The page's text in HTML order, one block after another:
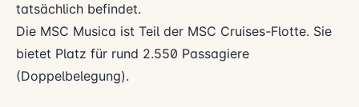
tatsächlich befindet.
Die MSC Musica ist Teil der MSC Cruises-Flotte. Sie
bietet Platz für rund 2.550 Passagiere
(Doppelbelegung).